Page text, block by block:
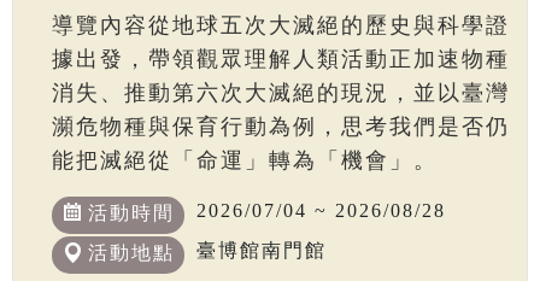
導覽內容從地球五次大滅絕的歷史與科學證
據出發，帶領觀眾理解人類活動正加速物種
消失、推動第六次大滅絕的現況，並以臺灣
瀕危物種與保育行動為例，思考我們是否仍
能把滅絕從「命運」轉為「機會」。
活動時間 2026/07/04 ~ 2026/08/28
活動地點 臺博館南門館